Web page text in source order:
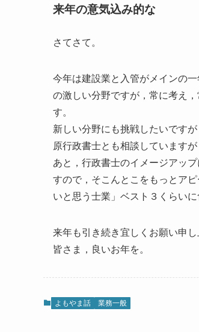
来年の意気込み的な
さてさて。
今年は建設業と入管がメインの
の激しい分野ですが，常に考え
す。
新しい分野にも挑戦したいです
原行政書士とも相談しています
あと，行政書士のイメージアッ
すので，そこんとこをもっとア
いと思う士業」ベスト３くらい
来年も引き続き宜しくお願い申し
皆さま，良いお年を。
よもやま話 業務一般